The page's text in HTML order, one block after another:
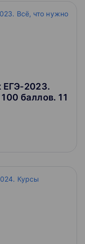
ЕГЭ-2023.
баллов. 11